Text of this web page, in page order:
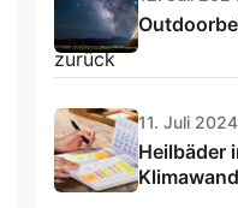
11. Juli 2024
Heilbäder